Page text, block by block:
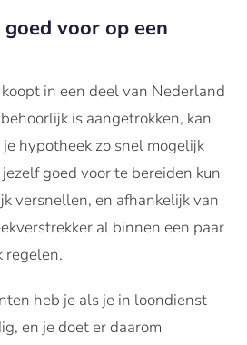
voor op een
in een deel van Nederland
is aangetrokken, kan
hypotheek zo snel mogelijk
goed voor te bereiden kun
versnellen, en afhankelijk van
al binnen een paar
regelen.
heb je als je in loondienst
en je doet er daarom